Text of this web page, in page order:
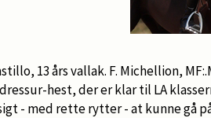
13 års vallak. F. Michellion,
hest, der er klar til LA
- med rette rytter - at kunne gå